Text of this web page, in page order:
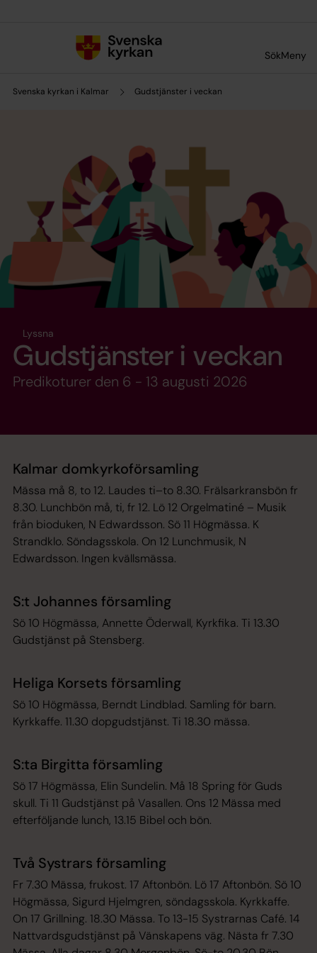
SökMeny
Svenska kyrkan i Kalmar Gudstjänster i veckan
Lyssna
Gudstjänster i veckan
Predikoturer den 6 - 13 augusti 2026
Kalmar domkyrkoförsamling
Mässa må 8, to 12. Laudes ti–to 8.30. Frälsarkransbön fr
8.30. Lunchbön må, ti, fr 12. Lö 12 Orgelmatiné – Musik
från bioduken, N Edwardsson. Sö 11 Högmässa. K
Strandklo. Söndagsskola. On 12 Lunchmusik, N
Edwardsson. Ingen kvällsmässa.
S:t Johannes församling
Sö 10 Högmässa, Annette Öderwall, Kyrkfika. Ti 13.30
Gudstjänst på Stensberg.
Heliga Korsets församling
Sö 10 Högmässa, Berndt Lindblad. Samling för barn.
Kyrkkaffe. 11.30 dopgudstjänst. Ti 18.30 mässa.
S:ta Birgitta församling
Sö 17 Högmässa, Elin Sundelin. Må 18 Spring för Guds
skull. Ti 11 Gudstjänst på Vasallen. Ons 12 Mässa med
efterföljande lunch, 13.15 Bibel och bön.
Två Systrars församling
Fr 7.30 Mässa, frukost. 17 Aftonbön. Lö 17 Aftonbön. Sö 10
Högmässa, Sigurd Hjelmgren, söndagsskola. Kyrkkaffe.
On 17 Grillning. 18.30 Mässa. To 13-15 Systrarnas Café. 14
Nattvardsgudstjänst på Vänskapens väg. Nästa fr 7.30